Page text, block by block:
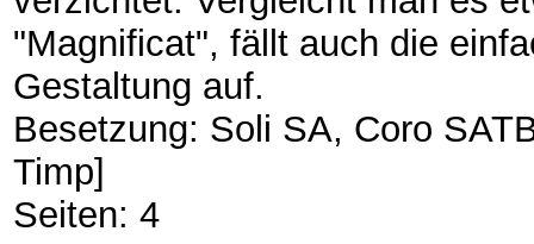
"Magnificat", fällt auch die
Gestaltung auf.
Besetzung: Soli SA, Coro
Timp]
Seiten: 4